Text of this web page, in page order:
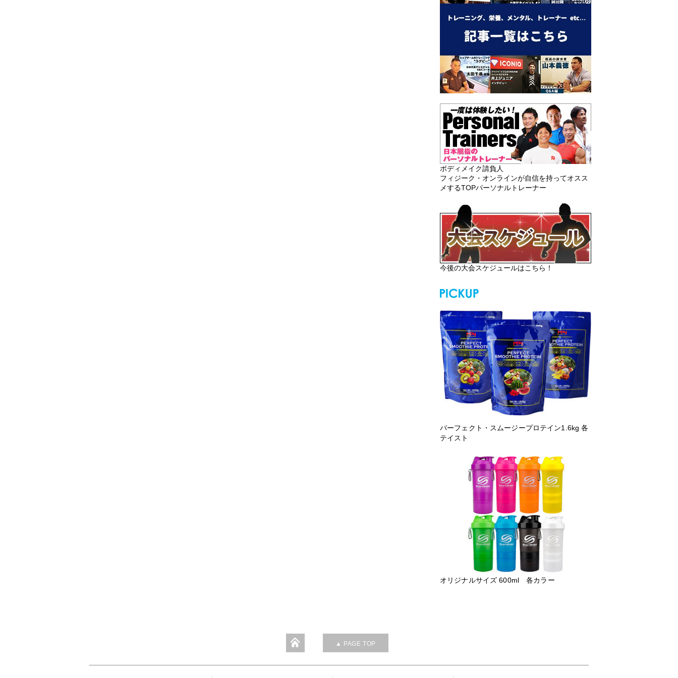
ボディメイク請負人
フィジーク・オンラインが自信を持ってオスス
メするTOPパーソナルトレーナー
今後の大会スケジュールはこちら！
パーフェクト・スムージープロテイン1.6kg 各
テイスト
オリジナルサイズ 600ml 各カラー
▲ PAGE TOP